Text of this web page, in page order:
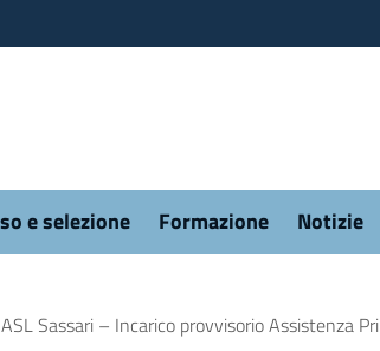
e selezione Formazione Notizie
ASL Sassari – Incarico provvisorio Assistenza